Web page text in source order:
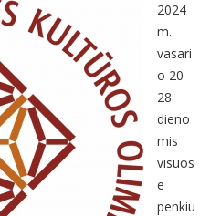
2024
m.
vasari
o 20–
28
dieno
mis
visuos
e
penkiu